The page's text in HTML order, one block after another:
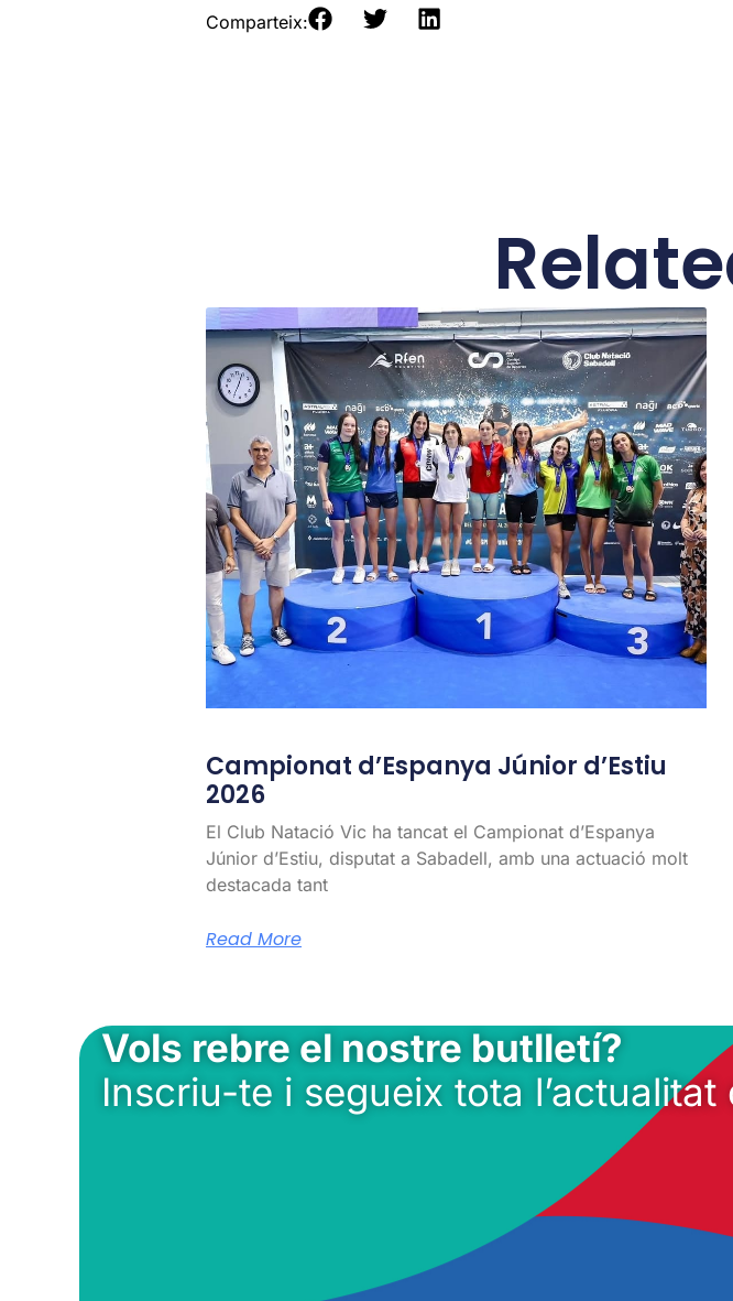
Comparteix:
Campionat d’Espanya Júnior d’Estiu
2026
El Club Natació Vic ha tancat el Campionat d’Espanya
Júnior d’Estiu, disputat a Sabadell, amb una actuació molt
destacada tant
Read More
Vols rebre el nostre butlletí?
Inscriu-te i segueix tota l’actualitat